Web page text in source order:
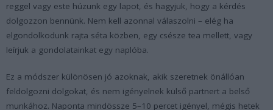
reggel vagy este húzunk egy lapot, és hagyjuk, hogy a kérdés
dolgozzon bennünk. Nem kell azonnal válaszolni – elég ha
elgondolkodunk rajta séta közben, egy csésze tea mellett, vagy
leírjuk a gondolatainkat egy naplóba.
Ez a módszer különösen jó azoknak, akik szeretnek önállóan
feldolgozni dolgokat, és nem igényelnek külső partnert a belső
munkához. Naponta mindössze 5–10 percet igényel, mégis hetek